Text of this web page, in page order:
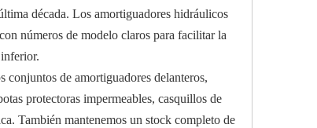
década. Los amortiguadores hidráulicos
números de modelo claros para facilitar la
conjuntos de amortiguadores delanteros,
protectoras impermeables, casquillos de
También mantenemos un stock completo de